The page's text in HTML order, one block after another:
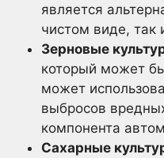
является
чистом виде,
Зерновые
который может
может
выбросов
компонента
Сахарные